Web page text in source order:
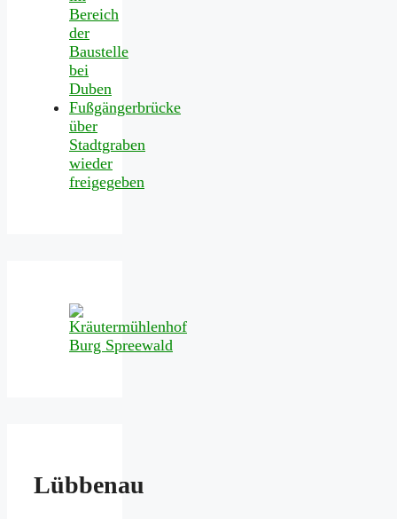
Bereich
der
Baustelle
bei
Duben
Fußgängerbrücke
über
Stadtgraben
wieder
freigegeben
Lübbenau